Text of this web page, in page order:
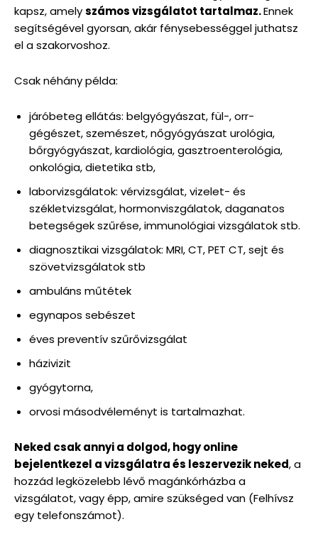
kapsz, amelyszámos vizsgálatot tartalmaz.Ennek
segítségével gyorsan, akár fénysebességgel juthatsz
el a szakorvoshoz.
Csak néhány példa:
járóbeteg ellátás: belgyógyászat, fül-, orr-
gégészet, szemészet, nőgyógyászat urológia,
bőrgyógyászat, kardiológia, gasztroenterológia,
onkológia, dietetika stb,
laborvizsgálatok: vérvizsgálat, vizelet- és
székletvizsgálat, hormonviszgálatok, daganatos
betegségek szűrése, immunológiai vizsgálatok stb.
diagnosztikai vizsgálatok: MRI, CT, PET CT, sejt és
szövetvizsgálatok stb
ambuláns műtétek
egynapos sebészet
éves preventív szűrővizsgálat
házivizit
gyógytorna,
orvosi másodvéleményt is tartalmazhat.
Neked csak annyi a dolgod, hogy online
bejelentkezel a vizsgálatra és leszervezik neked, a
hozzád legközelebb lévő magánkórházba a
vizsgálatot, vagy épp, amire szükséged van (Felhívsz
egy telefonszámot).